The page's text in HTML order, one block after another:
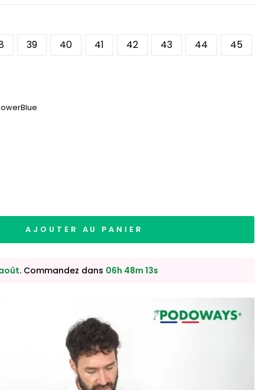
39 40 41 42 43 44 45
AJOUTER AU PANIER
. Commandez dans 06h 48m 12s